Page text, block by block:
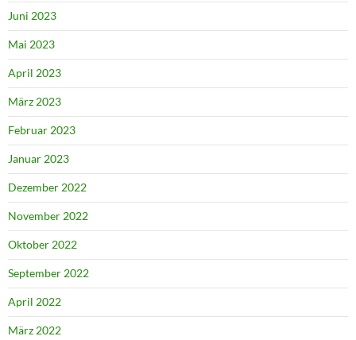
Juni 2023
Mai 2023
April 2023
März 2023
Februar 2023
Januar 2023
Dezember 2022
November 2022
Oktober 2022
September 2022
April 2022
März 2022